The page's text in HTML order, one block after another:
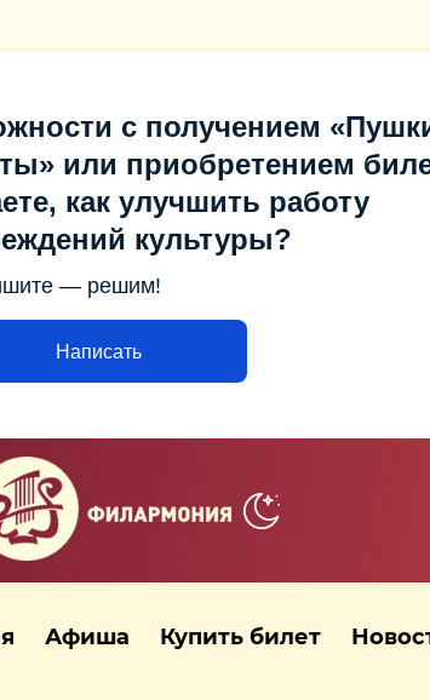
с получением
или приобретением
как улучшить работу
культуры?
— решим!
Написать
Афиша Купить билет